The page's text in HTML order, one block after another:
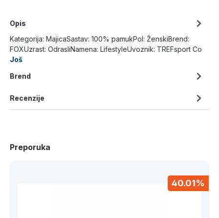
Opis
Kategorija: MajicaSastav: 100% pamukPol: ŽenskiBrend:
FOXUzrast: OdrasliNamena: LifestyleUvoznik: TREFsport Co
Još
Brend
Recenzije
Preporuka
40.01%